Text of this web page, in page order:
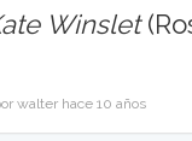
Winslet
walter hace 10 años